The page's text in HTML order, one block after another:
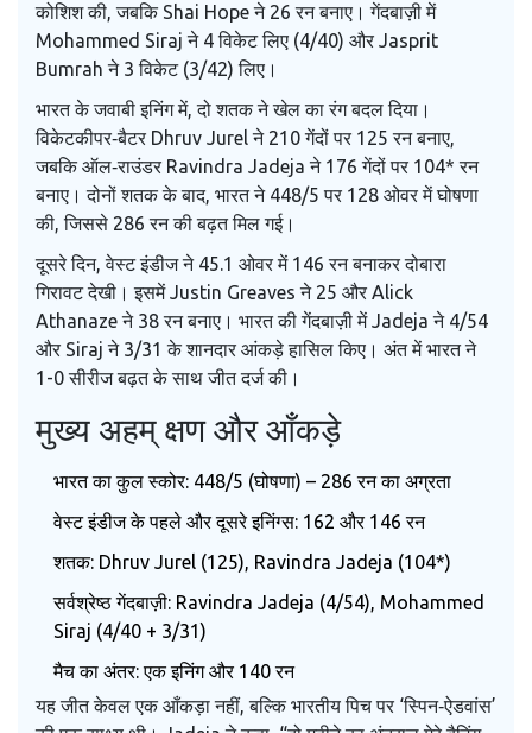
कोशिश की, जबकि Shai Hopeने 26 रन बनाए। गेंदबाज़ी में
Mohammed Siraj ने 4 विकेट लिए (4/40) और Jasprit
Bumrah ने 3 विकेट (3/42) लिए।
भारत के जवाबी इनिंग में, दो शतक ने खेल का रंग बदल दिया।
विकेटकीपर‑बैटर Dhruv Jurelने 210 गेंदों पर 125 रन बनाए,
जबकि ऑल‑राउंडर Ravindra Jadeja ने 176 गेंदों पर 104* रन
बनाए। दोनों शतक के बाद, भारत ने 448/5 पर 128 ओवर में घोषणा
की, जिससे 286 रन की बढ़त मिल गई।
दूसरे दिन, वेस्ट इंडीज ने 45.1 ओवर में 146 रन बनाकर दोबारा
गिरावट देखी। इसमेंJustin Greaves ने 25 और Alick
Athanazeने 38 रन बनाए। भारत की गेंदबाज़ी में Jadeja ने 4/54
और Siraj ने 3/31 के शानदार आंकड़े हासिल किए। अंत में भारत ने
1-0 सीरीज बढ़त के साथ जीत दर्ज की।
मुख्य अहम् क्षण और आँकड़े
भारत का कुल स्कोर: 448/5 (घोषणा) – 286 रन का अग्रता
वेस्ट इंडीज के पहले और दूसरे इनिंग्स: 162 और 146 रन
शतक: Dhruv Jurel (125), Ravindra Jadeja (104*)
सर्वश्रेष्ठ गेंदबाज़ी: Ravindra Jadeja (4/54), Mohammed
Siraj (4/40 + 3/31)
मैच का अंतर: एक इनिंग और 140 रन
यह जीत केवल एक आँकड़ा नहीं, बल्कि भारतीय पिच पर ‘स्पिन‑ऐडवांस’